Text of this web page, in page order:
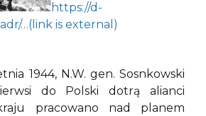
https://d-
…(link is external)
1944, N.W. gen. Sosnkowski
do Polski dotrą alianci
pracowano nad planem